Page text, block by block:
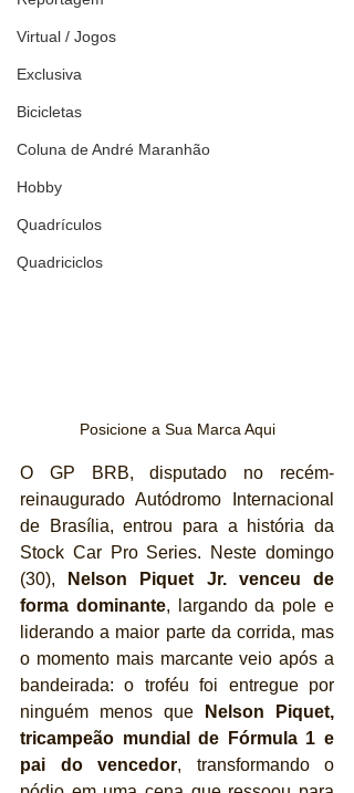
Virtual / Jogos
Exclusiva
Bicicletas
Coluna de André Maranhão
Hobby
Quadrículos
Quadriciclos
Posicione a Sua Marca Aqui
O GP BRB, disputado no recém-
reinaugurado Autódromo Internacional
de Brasília, entrou para a história da
Stock Car Pro Series. Neste domingo
(30),
Nelson Piquet Jr. venceu de
forma dominante, largando da pole e
liderando a maior parte da corrida, mas
o momento mais marcante veio após a
bandeirada: o troféu foi entregue por
ninguém menos que
Nelson Piquet,
tricampeão mundial de Fórmula 1 e
pai do vencedor, transformando o